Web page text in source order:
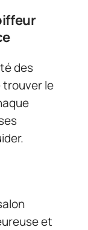
des
trouver le
et